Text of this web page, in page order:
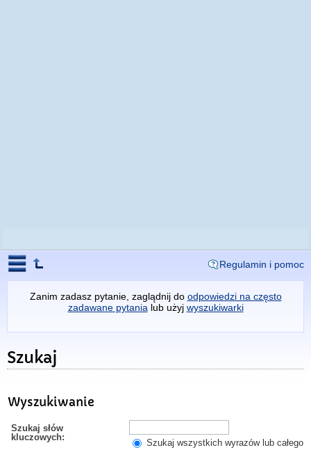
Regulamin i pomoc
Zanim zadasz pytanie, zaglądnij do odpowiedzi na często
zadawane pytania lub użyj wyszukiwarki
Szukaj
Wyszukiwanie
Szukaj słów
kluczowych:
Szukaj wszystkich wyrazów lub całego